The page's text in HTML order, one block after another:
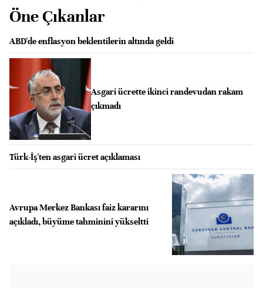
Öne Çıkanlar
ABD'de enflasyon beklentilerin altında geldi
Asgari ücrette ikinci randevudan rakam
çıkmadı
Türk-İş'ten asgari ücret açıklaması
Avrupa Merkez Bankası faiz kararını
açıkladı, büyüme tahminini yükseltti